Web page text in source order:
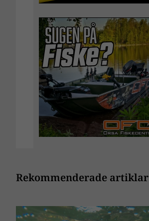
Rekommenderade artiklar